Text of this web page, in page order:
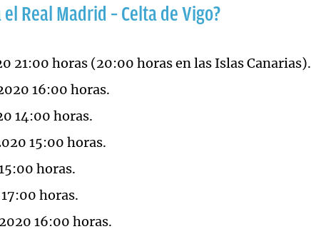
Real Madrid – Celta de Vigo?
21:00 horas (20:00 horas en las Islas Canarias).
16:00 horas.
14:00 horas.
15:00 horas.
horas.
horas.
16:00 horas.